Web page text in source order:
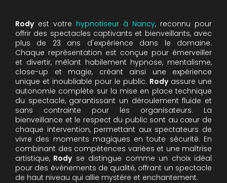
Rodyest votre hypnotiseur à Nancy, reconnu pour
offrir des spectacles captivants et bienveillants, avec
plus de 23 ans d'expérience dans le domaine.
Chaque représentation est conçue pour émerveiller
et divertir, mêlant habilement hypnose, mentalisme,
close-up et magie, créant ainsi une expérience
unique et inoubliable pour le public. Rodyassure une
autonomie complète sur la mise en place technique
du spectacle, garantissant un déroulement fluide et
sans contrainte pour les organisateurs. La
bienveillance et le respect du public sont au cœur de
chaque intervention, permettant aux spectateurs de
vivre des moments magiques en toute sécurité. En
combinant des compétences variées et une maîtrise
artistique, Rodyse distingue comme un choix idéal
pour des événements de qualité, offrant un spectacle
de haut niveau qui allie mystère et enchantement.